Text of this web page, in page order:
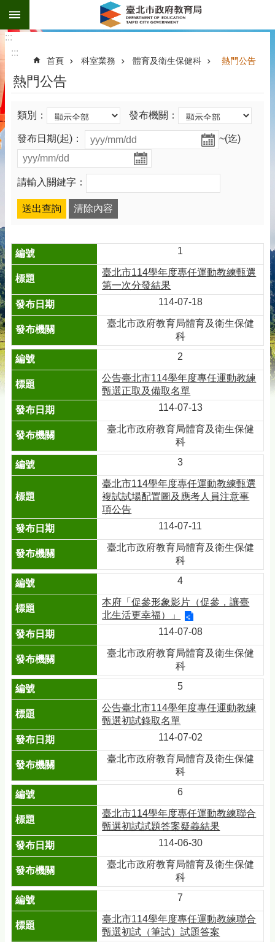
跳到主要內容區塊
:::
:::
首頁 科室業務 體育及衛生保健科 熱門公告
熱門公告
類別： 發布機關：
發布日期(起)： ~(迄)
請輸入關鍵字：
1
臺北市114學年度專任運動教練甄選
第一次分發結果
114-07-18
臺北市政府教育局體育及衛生保健
科
2
公告臺北市114學年度專任運動教練
甄選正取及備取名單
114-07-13
臺北市政府教育局體育及衛生保健
科
3
臺北市114學年度專任運動教練甄選
複試試場配置圖及應考人員注意事
項公告
114-07-11
臺北市政府教育局體育及衛生保健
科
4
本府「促參形象影片（促參，讓臺
北生活更幸福）」
114-07-08
臺北市政府教育局體育及衛生保健
科
5
公告臺北市114學年度專任運動教練
甄選初試錄取名單
114-07-02
臺北市政府教育局體育及衛生保健
科
6
臺北市114學年度專任運動教練聯合
甄選初試試題答案疑義結果
114-06-30
臺北市政府教育局體育及衛生保健
科
7
臺北市114學年度專任運動教練聯合
甄選初試（筆試）試題答案